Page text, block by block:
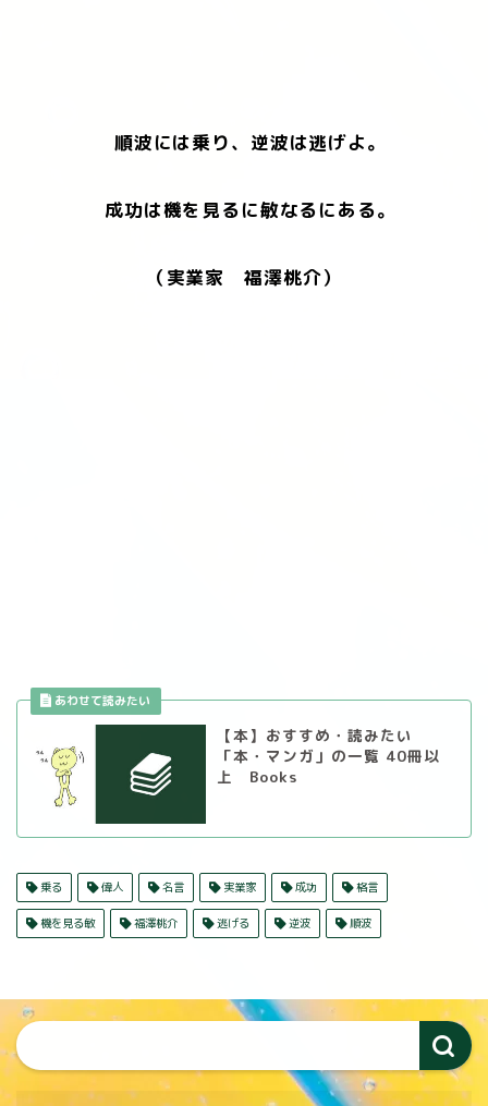
順波には乗り、逆波は逃げよ。
成功は機を見るに敏なるにある。
（実業家 福澤桃介）
【本】おすすめ・読みたい
「本・マンガ」の一覧 40冊以
上 Books
乗る 偉人 名言 実業家 成功 格言
機を見る敏 福澤桃介 逃げる 逆波 順波